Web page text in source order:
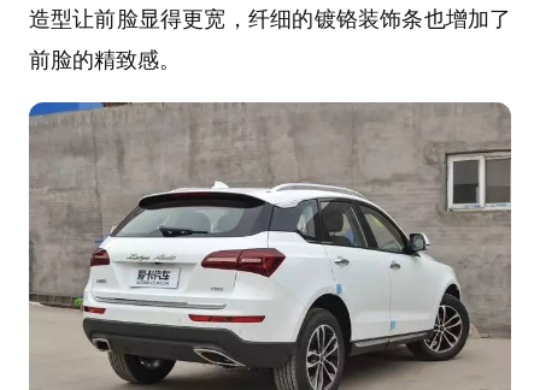
造型让前脸显得更宽，纤细的镀铬装饰条也增加了
前脸的精致感。